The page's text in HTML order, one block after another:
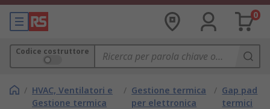
0
Codice costruttore
/ HVAC, Ventilatori e
Gestione termica
/ Gestione termica
per elettronica
/ Gap pad
termici